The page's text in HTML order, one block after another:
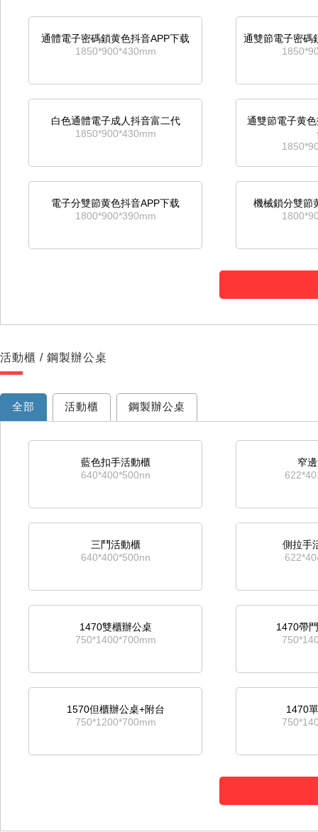
通體電子密碼鎖黄色抖音APP下载
1850*900*430mm
通雙節電子密碼
白色通體電子成人抖音富二代
1850*900*430mm
通雙節電子黄
電子分雙節黄色抖音APP下载
1800*900*390mm
機械鎖分雙節
活動櫃 / 鋼製辦公桌
全部 活動櫃 鋼製辦公桌
藍色扣手活動櫃
640*400*500nn
窄
三鬥活動櫃
640*400*500nn
側拉手
1470雙櫃辦公桌
750*1400*700mm
1470帶
1570但櫃辦公桌+附台
750*1200*700mm
1470